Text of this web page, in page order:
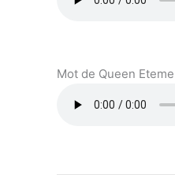
Mot de Queen Eteme